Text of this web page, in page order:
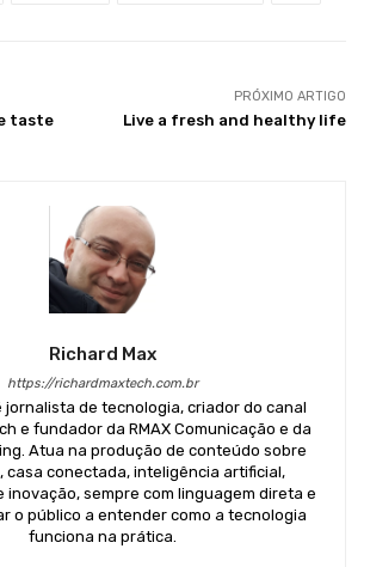
taste
PRÓXIMO ARTIGO
Live a fresh and healthy life
Richard Max
https://richardmaxtech.com.br
jornalista de tecnologia, criador do canal
e fundador da RMAX Comunicação e da
Atua na produção de conteúdo sobre
casa conectada, inteligência artificial,
inovação, sempre com linguagem direta e
o público a entender como a tecnologia
funciona na prática.